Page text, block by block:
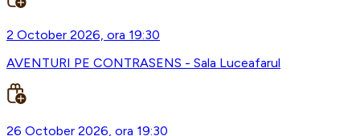
2 October 2026, ora 19:30
AVENTURI PE CONTRASENS - Sala Luceafarul
26 October 2026, ora 19:30